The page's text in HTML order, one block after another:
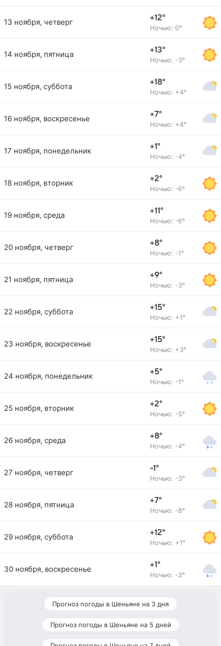
13 ноября, четверг +12°
Ночью: 0°
14 ноября, пятница +13°
Ночью: -3°
15 ноября, суббота +18°
Ночью: +4°
16 ноября, воскресенье +7°
Ночью: +4°
17 ноября, понедельник +1°
Ночью: -4°
18 ноября, вторник +2°
Ночью: -6°
19 ноября, среда +11°
Ночью: -6°
20 ноября, четверг +8°
Ночью: -1°
21 ноября, пятница +9°
Ночью: -3°
22 ноября, суббота +15°
Ночью: +1°
23 ноября, воскресенье +15°
Ночью: +3°
24 ноября, понедельник +5°
Ночью: -1°
25 ноября, вторник +2°
Ночью: -5°
26 ноября, среда +8°
Ночью: -4°
27 ноября, четверг -1°
Ночью: -3°
28 ноября, пятница +7°
Ночью: -8°
29 ноября, суббота +12°
Ночью: +1°
30 ноября, воскресенье +1°
Ночью: -3°
Прогноз погоды в Шеньяне на 3 дня
Прогноз погоды в Шеньяне на 5 дней